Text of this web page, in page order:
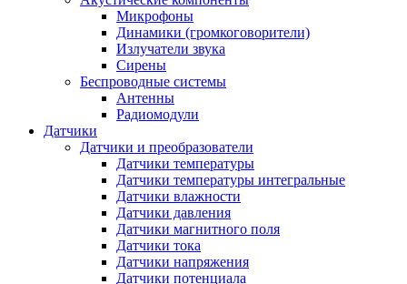
Микрофоны
Динамики (громкоговорители)
Излучатели звука
Сирены
Беспроводные системы
Антенны
Радиомодули
Датчики
Датчики и преобразователи
Датчики температуры
Датчики температуры интегральные
Датчики влажности
Датчики давления
Датчики магнитного поля
Датчики тока
Датчики напряжения
Датчики потенциала